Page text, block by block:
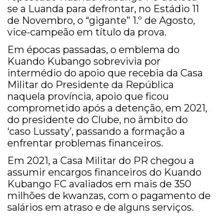
se a Luanda para defrontar, no Estádio 11
de Novembro, o “gigante” 1.º de Agosto,
vice-campeão em título da prova.
Em épocas passadas, o emblema do
Kuando Kubango sobrevivia por
intermédio do apoio que recebia da Casa
Militar do Presidente da República
naquela província, apoio que ficou
comprometido após a detenção, em 2021,
do presidente do Clube, no âmbito do
‘caso Lussaty’, passando a formação a
enfrentar problemas financeiros.
Em 2021, a Casa Militar do PR chegou a
assumir encargos financeiros do Kuando
Kubango FC avaliados em mais de 350
milhões de kwanzas, com o pagamento de
salários em atraso e de alguns serviços.